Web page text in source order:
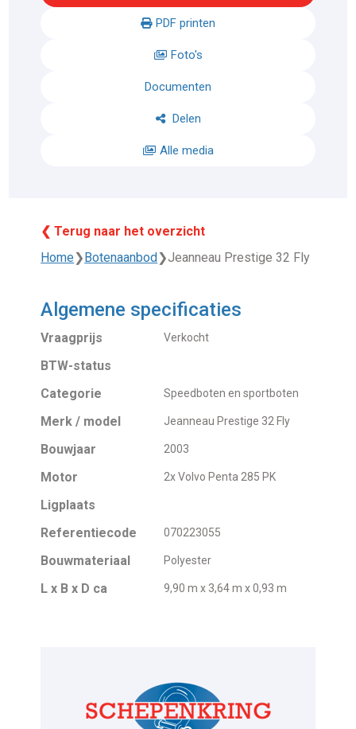
PDF printen
Foto's
Documenten
Delen
Alle media
❮ Terug naar het overzicht
Home❯Botenaanbod❯Jeanneau Prestige 32 Fly
Algemene specificaties
Vraagprijs Verkocht
BTW-status
Categorie
Speedboten en sportboten
Merk / model Jeanneau Prestige 32 Fly
Bouwjaar 2003
Motor 2x Volvo Penta 285 PK
Ligplaats
Referentiecode
070223055
Bouwmateriaal Polyester
L x B x D ca 9,90 m x 3,64 m x 0,93 m